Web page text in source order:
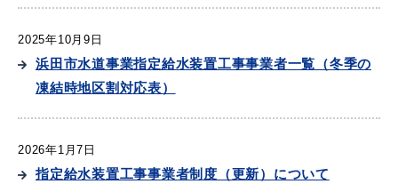
引っ越し・住まい
2025年10月9日
浜田市水道事業指定給水装置工事事業者一覧（冬季の
凍結時地区割対応表）
2026年1月7日
指定給水装置工事事業者制度（更新）について